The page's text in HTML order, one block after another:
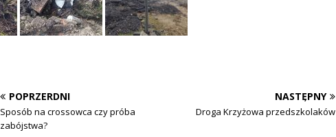
POPRZERDNI
Sposób na crossowca czy próba
zabójstwa?
NASTĘPNY
Droga Krzyżowa przedszkolaków